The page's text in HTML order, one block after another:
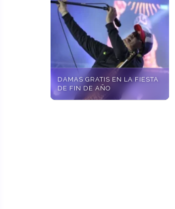
DAMAS GRATIS EN LA FIESTA
DE FIN DE AÑO